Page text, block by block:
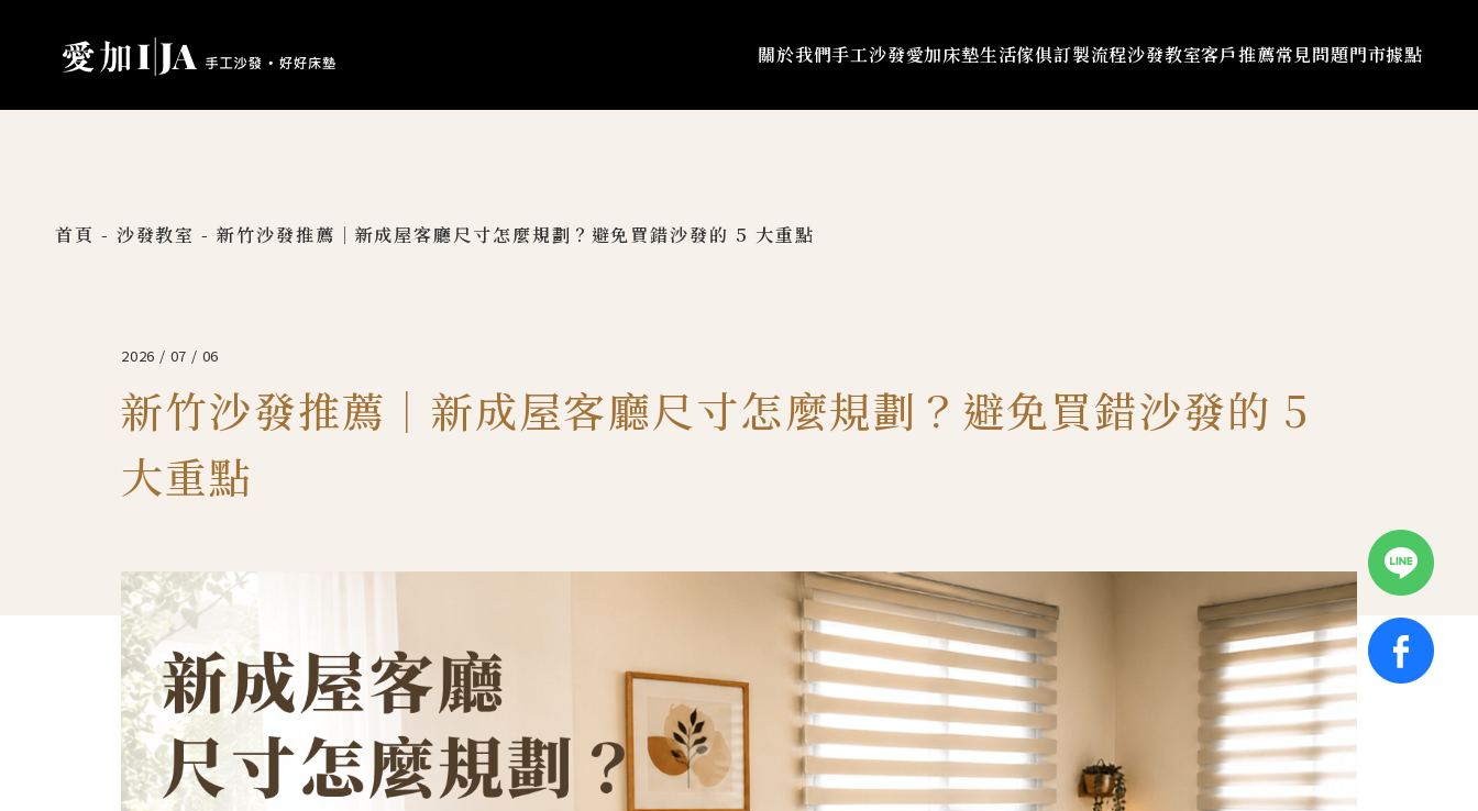
關於我們手工沙發愛加床墊生活傢俱訂製流程沙發教室客戶推薦常見問題門市據點
首頁 - 沙發教室 -新竹沙發推薦｜新成屋客廳尺寸怎麼規劃？避免買錯沙發的 5 大重點
2026 / 07 / 06
新竹沙發推薦｜新成屋客廳尺寸怎麼規劃？避免買錯沙發的 5
大重點